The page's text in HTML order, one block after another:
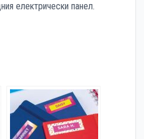
електрически панел.